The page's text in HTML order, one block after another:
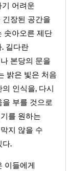
어려운
장된 공간을
솟아오른 제단
길다란
본당의 문을
밝은 빛은 처음
인식을, 다시
부를 것으로
를 원하는
지 않을 수
다.
이들에게